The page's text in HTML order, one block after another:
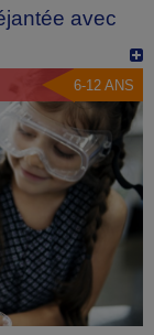
avec
6-12 ANS